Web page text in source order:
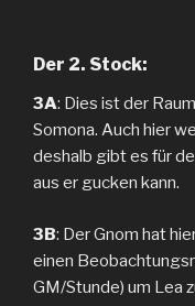
Der 2. Stock:
3A: Dies ist der
Somona. Auch hier
deshalb gibt es für
aus er gucken kann.
3B: Der Gnom hat
einen
GM/Stunde) um Lea